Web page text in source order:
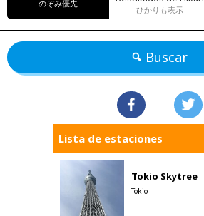
のぞみ優先
ひかりも表示
Buscar
Lista de estaciones
Tokio Skytree
Tokio